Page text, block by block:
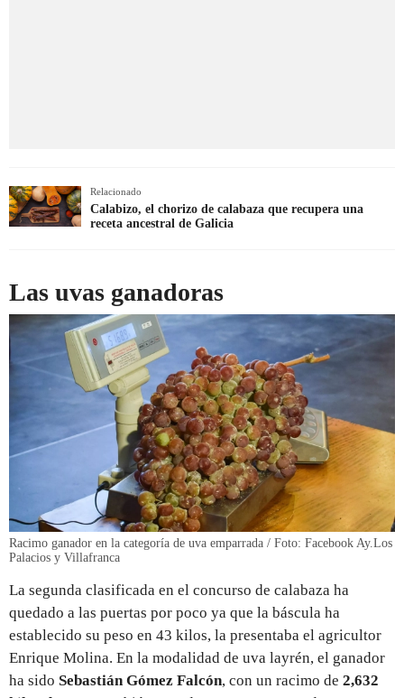
Relacionado
Calabizo, el chorizo de calabaza que recupera una
receta ancestral de Galicia
Las uvas ganadoras
Racimo ganador en la categoría de uva emparrada / Foto: Facebook Ay.Los
Palacios y Villafranca
La segunda clasificada en el concurso de calabaza ha
quedado a las puertas por poco ya que la báscula ha
establecido su peso en 43 kilos, la presentaba el agricultor
Enrique Molina. En la modalidad de uva layrén, el ganador
ha sido Sebastián Gómez Falcón, con un racimo de 2,632